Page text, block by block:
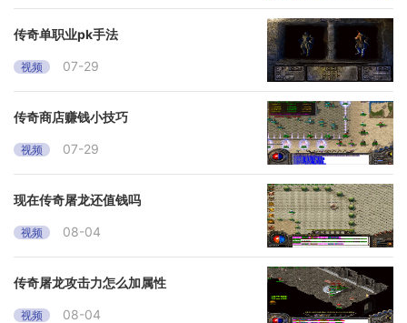
传奇单职业pk手法
视频 07-29
传奇商店赚钱小技巧
视频 07-29
现在传奇屠龙还值钱吗
视频 08-04
传奇屠龙攻击力怎么加属性
视频 08-04